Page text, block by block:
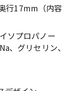
行17mm（内容
ソプロパノー
、グリセリン、